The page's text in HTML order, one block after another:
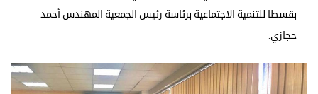
بقسطا للتنمية الاجتماعية برئاسة رئيس الجمعية المهندس أحمد
حجازي.